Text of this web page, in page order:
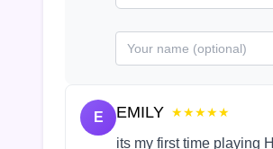
E EMILY ★★★★★
its my first time playing HI